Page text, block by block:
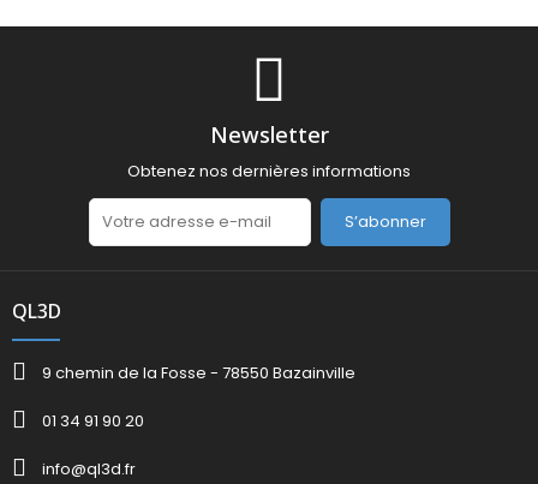
Newsletter
Obtenez nos dernières informations
S’abonner
QL3D
9 chemin de la Fosse - 78550 Bazainville
01 34 91 90 20
info@ql3d.fr